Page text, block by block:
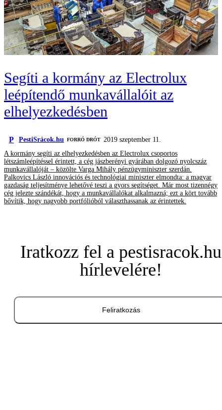
Segíti a kormány az Electrolux
leépítendő munkavállalóit az
elhelyezkedésben
P PestiSrácok.hu FORRÓ DRÓT
2019 szeptember 11.
A kormány segíti az elhelyezkedésben az Electrolux csoportos
létszámleépítéssel érintett, a cég jászberényi gyárában dolgozó nyolcszáz
munkavállalóját – közölte Varga Mihály pénzügyminiszter szerdán.
Palkovics László innovációs és technológiai miniszter elmondta: a magyar
gazdaság teljesítménye lehetővé teszi a gyors segítséget. Már most tizennégy
cég jelezte szándékát, hogy a munkavállalókat alkalmazná; ezt a kört tovább
bővítik, hogy nagyobb portfólióból választhassanak az érintettek.
Iratkozz fel a pestisracok.hu
hírlevelére!
Feliratkozás